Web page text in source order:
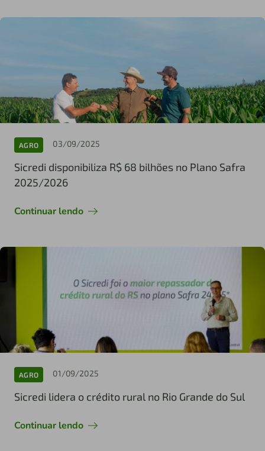
AGRO 03/09/2025
Sicredi disponibiliza R$ 68 bilhões no Plano Safra
2025/2026
Continuar lendo
AGRO 01/09/2025
Sicredi lidera o crédito rural no Rio Grande do Sul
Continuar lendo